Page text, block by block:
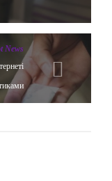
News